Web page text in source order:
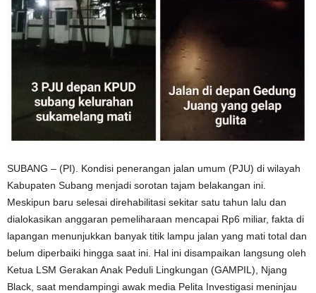
SUBANG – (PI). Kondisi penerangan jalan umum (PJU) di wilayah
Kabupaten Subang menjadi sorotan tajam belakangan ini.
Meskipun baru selesai direhabilitasi sekitar satu tahun lalu dan
dialokasikan anggaran pemeliharaan mencapai Rp6 miliar, fakta di
lapangan menunjukkan banyak titik lampu jalan yang mati total dan
belum diperbaiki hingga saat ini. Hal ini disampaikan langsung oleh
Ketua LSM Gerakan Anak Peduli Lingkungan (GAMPIL), Njang
Black, saat mendampingi awak media Pelita Investigasi meninjau